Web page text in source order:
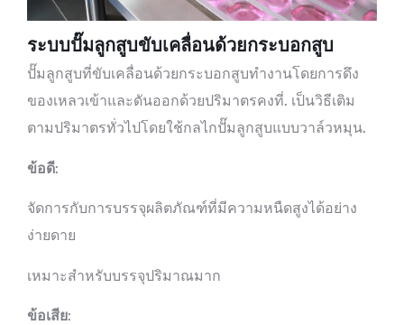
ระบบปั๊มลูกสูบขับเคลื่อนด้วยกระบอกสูบ
ปั๊มลูกสูบที่ขับเคลื่อนด้วยกระบอกสูบทำงานโดยการดึง
ของเหลวเข้าและดันออกด้วยปริมาตรคงที่. เป็นวิธีเติม
ตามปริมาตรทั่วไปโดยใช้กลไกปั๊มลูกสูบแบบวาล์วหมุน.
ข้อดี:
จัดการกับการบรรจุผลิตภัณฑ์ที่มีความหนืดสูงได้อย่าง
ง่ายดาย
เหมาะสำหรับบรรจุปริมาณมาก
ข้อเสีย: